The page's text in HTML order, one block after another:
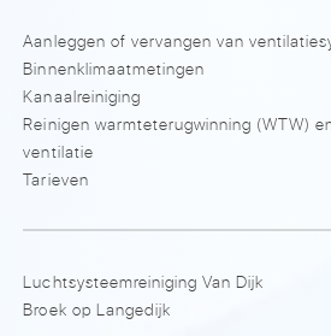
Aanleggen of vervangen van
Binnenklimaatmetingen
Kanaalreiniging
Reinigen warmteterugwinning (WTW)
ventilatie
Tarieven
Luchtsysteemreiniging Van Dijk
Broek op Langedijk